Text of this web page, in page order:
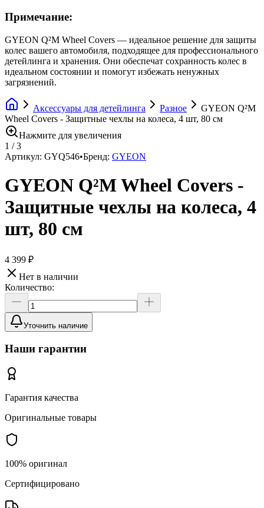
Примечание:
GYEON Q²M Wheel Covers — идеальное решение для защиты
колес вашего автомобиля, подходящее для профессионального
детейлинга и хранения. Они обеспечат сохранность колес в
идеальном состоянии и помогут избежать ненужных
загрязнений.
Аксессуары для детейлинга Разное
GYEON Q²M
Wheel Covers - Защитные чехлы на колеса, 4 шт, 80 см
Нажмите для увеличения
1 /3
Артикул: GYQ546•Бренд: GYEON
GYEON Q²M Wheel Covers -
Защитные чехлы на колеса, 4
шт, 80 см
4 399 ₽
Нет в наличии
Количество:
Уточнить наличие
Наши гарантии
Гарантия качества
Оригинальные товары
100% оригинал
Сертифицировано